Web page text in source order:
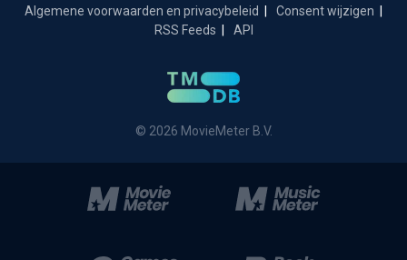
Algemene voorwaarden en privacybeleid
Consent wijzigen
RSS Feeds
API
© 2026 MovieMeter B.V.